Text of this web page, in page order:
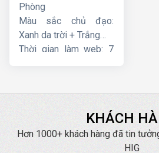
Phòng
Màu sắc chủ đạo:
Xanh da trời + Trắng
Thời gian làm web: 7
KHÁCH
Hơn 1000+ khách hàng đã tin
HIG